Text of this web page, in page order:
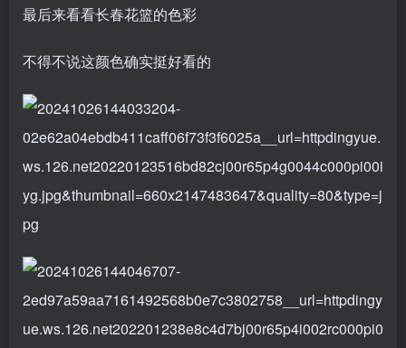
最后来看看长春花篮的色彩
不得不说这颜色确实挺好看的